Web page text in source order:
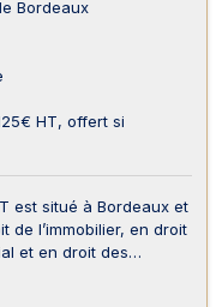
Bordeaux
HT, offert si
est situé à Bordeaux et
de l’immobilier, en droit
et en droit des
au divorce par